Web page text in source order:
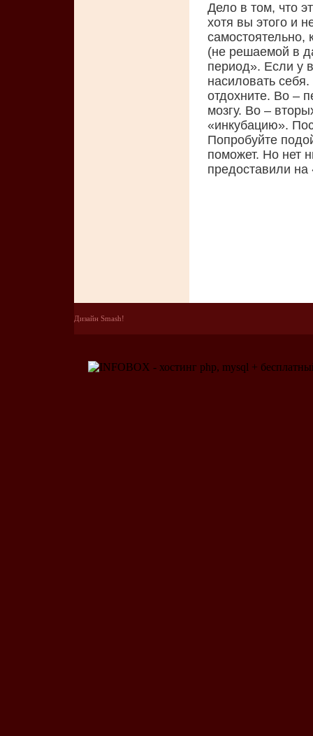
Дело в том, что
хотя вы этого и
самостоятельно,
(не решаемой в
период». Если у
насиловать
отдохните. Во –
мозгу. Во –
«инкубацию».
Попробуйте
поможет. Но нет
предоставили на
Дизайн Smash!